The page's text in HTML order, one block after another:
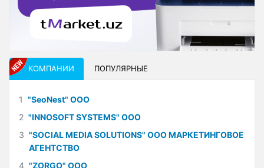
КОМПАНИИ ПОПУЛЯРНЫЕ
1 "SeoNest" ООО
2 "INNOSOFT SYSTEMS" ООО
3 "SOCIAL MEDIA SOLUTIONS" ООО МАРКЕТИНГОВОЕ
АГЕНТСТВО
4 "ZORGO" ООО